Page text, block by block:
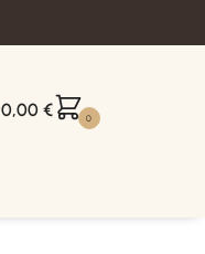
0,00 € 0